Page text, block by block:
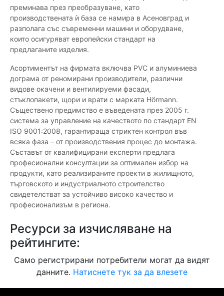
преминава през преобразуване, като
производствената ѝ база се намира в Асеновград и
разполага със съвременни машини и оборудване,
които осигуряват европейски стандарт на
предлаганите изделия.
Асортиментът на фирмата включва PVC и алуминиева
дограма от реномирани производители, различни
видове окачени и вентилируеми фасади,
стъклопакети, щори и врати с марката Hörmann.
Съществено предимство е въведената през 2005 г.
система за управление на качеството по стандарт EN
ISO 9001:2008, гарантираща стриктен контрол във
всяка фаза – от производствения процес до монтажа.
Съставът от квалифицирани експерти предлага
професионални консултации за оптимален избор на
продукти, като реализираните проекти в жилищното,
търговското и индустриалното строителство
свидетелстват за устойчиво високо качество и
професионализъм в региона.
Ресурси за изчисляване на
рейтингите:
Само регистрирани потребители могат да видят
данните. Натиснете тук за да влезете